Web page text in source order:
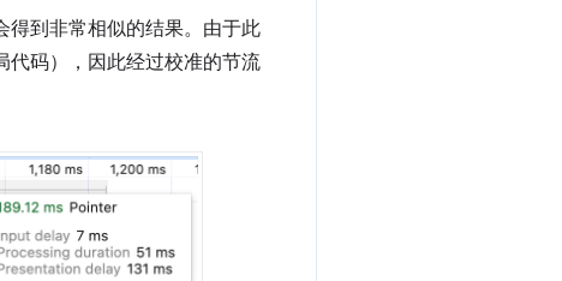
得到非常相似的结果。由于此
代码），因此经过校准的节流